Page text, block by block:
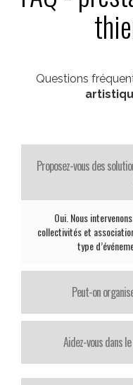
Questions
Proposez-vous des
Oui. Nous
collectivités et
type
Peut-on
Aidez-vous dans